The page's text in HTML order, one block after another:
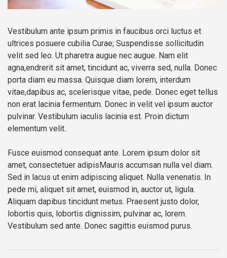
Vestibulum ante ipsum primis in faucibus orci luctus et
ultrices posuere cubilia Curae; Suspendisse sollicitudin
velit sed leo. Ut pharetra augue nec augue. Nam elit
agna,endrerit sit amet, tincidunt ac, viverra sed, nulla. Donec
porta diam eu massa. Quisque diam lorem, interdum
vitae,dapibus ac, scelerisque vitae, pede. Donec eget tellus
non erat lacinia fermentum. Donec in velit vel ipsum auctor
pulvinar. Vestibulum iaculis lacinia est. Proin dictum
elementum velit.
Fusce euismod consequat ante. Lorem ipsum dolor sit
amet, consectetuer adipisMauris accumsan nulla vel diam.
Sed in lacus ut enim adipiscing aliquet. Nulla venenatis. In
pede mi, aliquet sit amet, euismod in, auctor ut, ligula.
Aliquam dapibus tincidunt metus. Praesent justo dolor,
lobortis quis, lobortis dignissim, pulvinar ac, lorem.
Vestibulum sed ante. Donec sagittis euismod purus.